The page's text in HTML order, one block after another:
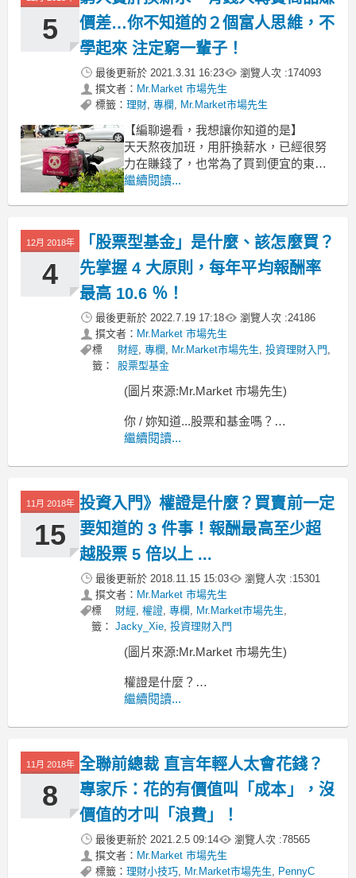
5
價差…你不知道的２個富人思維，不
學起來 注定窮一輩子！
最後更新於 2021.3.31 16:23 瀏覽人次 :174093
撰文者： Mr.Market 市場先生
標籤： 理財, 專欄 , Mr.Market市場先生
【編聊邊看，我想讓你知道的是】
天天熬夜加班，用肝換薪水，已經很努
力在賺錢了，也常為了買到便宜的東西
貨比三家，甚至曾花時間排了好幾小時
錢」撇步，只會讓你越來越窮！有錢
人，都是…
文 / 市場先生
繼續閱讀...
12月 2018年
4
「股票型基金」是什麼、該怎麼買？
先掌握 4 大原則，每年平均報酬率
最高 10.6 ％！
最後更新於 2022.7.19 17:18 瀏覽人次 :24186
撰文者： Mr.Market 市場先生
標
籤：
財經, 專欄 , Mr.Market市場先生, 投資理財入門 ,
股票型基金
(圖片來源:Mr.Market 市場先生)
你 / 妳知道...股票和基金嗎？
對於廣大的投資市場來說，「股票」和
大眾理財工具！而基金又因為相對簡
時間研究與分析，所以算是相當熱門的
懶人投資法。
利用基金投
繼續閱讀...
11月 2018年
15
投資入門》權證是什麼？買賣前一定
要知道的 3 件事！報酬最高至少超
越股票 5 倍以上 ...
最後更新於 2018.11.15 15:03 瀏覽人次 :15301
撰文者： Mr.Market 市場先生
標
籤：
財經, 權證, 專欄 , Mr.Market市場先生,
Jacky_Xie, 投資理財入門
(圖片來源:Mr.Market 市場先生)
權證是什麼？
大部份的投資新手，
多數都是以股票為第一優先！
繼續閱讀...
11月 2018年
8
全聯前總裁 直言年輕人太會花錢？
專家斥：花的有價值叫「成本」，沒
價值的才叫「浪費」！
最後更新於 2021.2.5 09:14 瀏覽人次 :78565
撰文者： Mr.Market 市場先生
標籤： 理財小技巧, Mr.Market市場先生, PennyC